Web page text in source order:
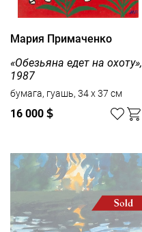
Мария Примаченко
«Обезьяна едет на охоту»,
1987
бумага, гуашь, 34 x 37 см
16 000 $